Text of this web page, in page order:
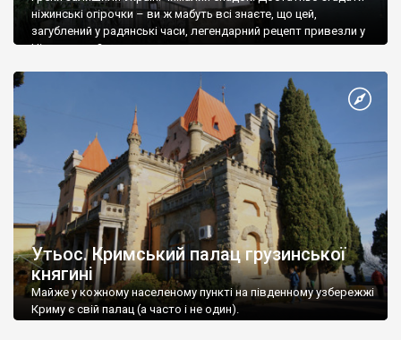
ніжинські огірочки – ви ж мабуть всі знаєте, що цей,
загублений у радянські часи, легендарний рецепт привезли у
Ніжин греки?
Утьос. Кримський палац грузинської
княгині
Майже у кожному населеному пункті на південному узбережжі
Криму є свій палац (а часто і не один).